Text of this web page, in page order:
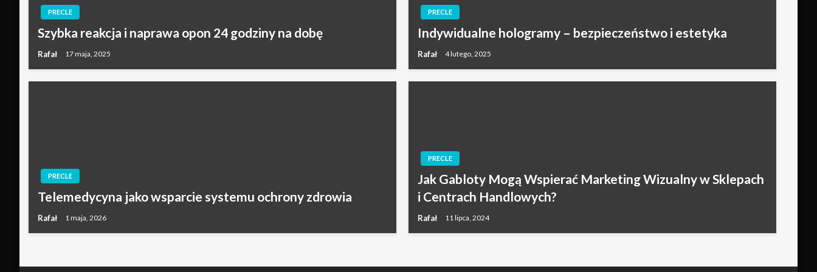
PRECLE
Szybka reakcja i naprawa opon 24 godziny na dobę
Rafał 17 maja, 2025
PRECLE
Indywidualne hologramy – bezpieczeństwo i estetyka
Rafał 4 lutego, 2025
PRECLE
Telemedycyna jako wsparcie systemu ochrony zdrowia
Rafał 1 maja, 2026
PRECLE
Jak Gabloty Mogą Wspierać Marketing Wizualny w Sklepach
i Centrach Handlowych?
Rafał 11 lipca, 2024